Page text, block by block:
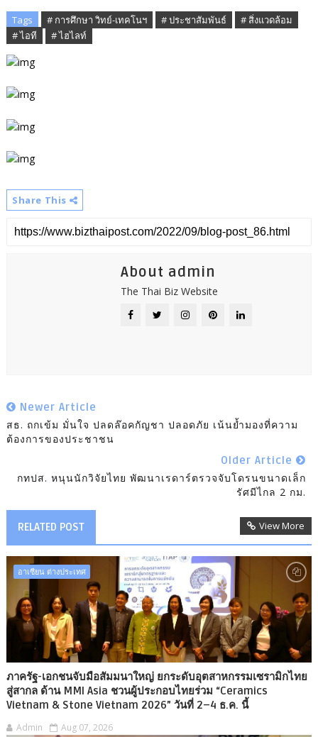
Tags # การศึกษา วิทย์-เทคโนฯ # ประชาสัมพันธ์
# สิ่งแวดล้อม
# ไอที
# ไฮไลท์
Share This
About admin
The Thai Biz Website
Newer Article
สธ. ถกเข้ม มั่นใจ ปลดล๊อคกัญชา ปลอดภัย เน้นย้ำมองที่ความ
ต้องการของประชาชน
Older Article
กทปส. หนุนนักวิจัยไทย พัฒนาเรดาร์ตรวจจับโดรนขนาดเล็ก
รัศมีไกล 2 กม.
RELATED POST View More
อาเซียน ต่างประเทศ
ภาครัฐ-เอกชนจับมือสัมมนาใหญ่ ยกระดับอุตสาหกรรมเซรามิกไทย
สู่สากล ด้าน MMI Asia ชวนผู้ประกอบไทยร่วม “Ceramics
Vietnam & Stone Vietnam 2026” วันที่ 2–4 ธ.ค. นี้
Admin Aug 07, 2026